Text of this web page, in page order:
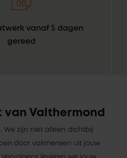
vanaf 5 dagen
gereed
van Valthermond
zijn niet alleen dichtbij
door vakmensen uit jouw